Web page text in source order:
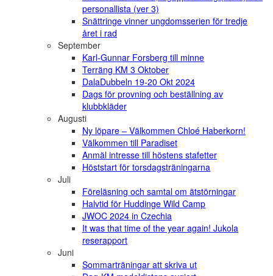
personallista (ver 3)
Snättringe vinner ungdomsserien för tredje
året i rad
September
Karl-Gunnar Forsberg till minne
Terräng KM 3 Oktober
DalaDubbeln 19-20 Okt 2024
Dags för provning och beställning av
klubbkläder
Augusti
Ny löpare – Välkommen Chloé Haberkorn!
Välkommen till Paradiset
Anmäl intresse till höstens stafetter
Höststart för torsdagsträningarna
Juli
Föreläsning och samtal om ätstörningar
Halvtid för Huddinge Wild Camp
JWOC 2024 in Czechia
It was that time of the year again! Jukola
reserapport
Juni
Sommarträningar att skriva ut